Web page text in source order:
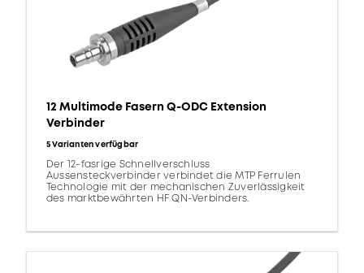
12 Multimode Fasern Q-ODC Extension
Verbinder
5 Varianten verfügbar
Der 12-fasrige Schnellverschluss
Aussensteckverbinder verbindet die MTP Ferrulen
Technologie mit der mechanischen Zuverlässigkeit
des marktbewährten HF QN-Verbinders.